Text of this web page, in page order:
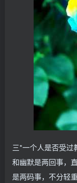
三*一个人是否受过
和幽默是两回事，
是两码事，不分轻